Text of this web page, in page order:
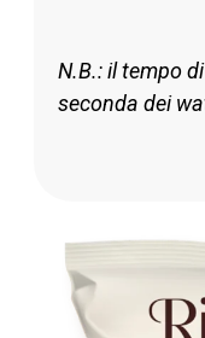
N.B.: il tempo
seconda dei